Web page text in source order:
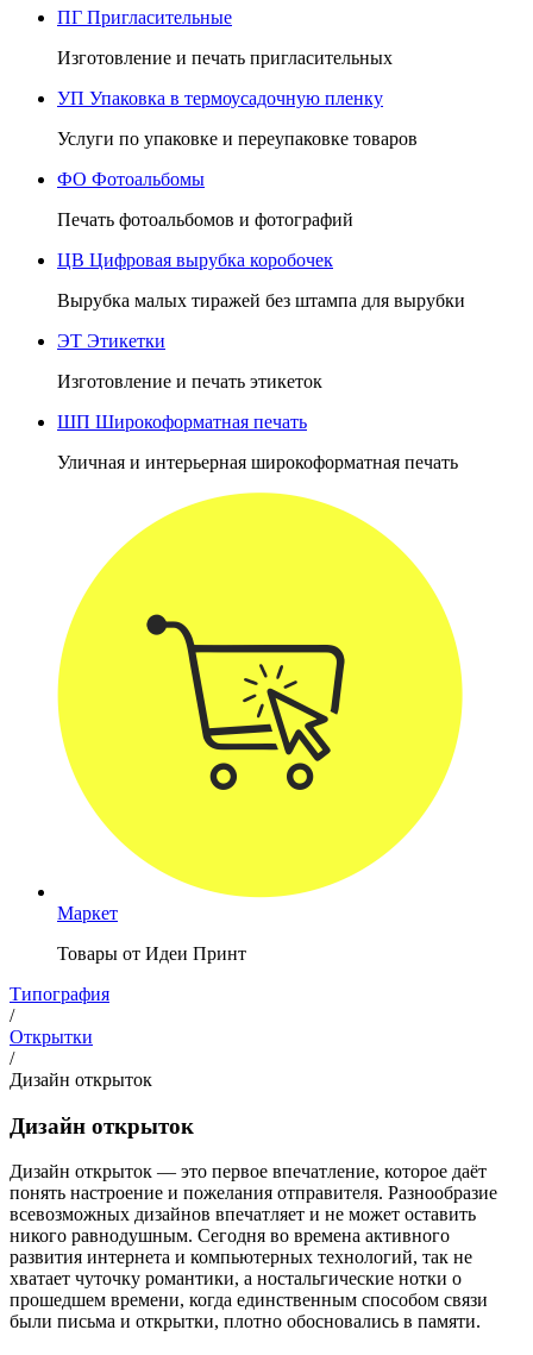
ПГ Пригласительные
Изготовление и печать пригласительных
УП Упаковка в термоусадочную пленку
Услуги по упаковке и переупаковке товаров
ФО Фотоальбомы
Печать фотоальбомов и фотографий
ЦВ Цифровая вырубка коробочек
Вырубка малых тиражей без штампа для вырубки
ЭТ Этикетки
Изготовление и печать этикеток
ШП Широкоформатная печать
Уличная и интерьерная широкоформатная печать
Маркет
Товары от Идеи Принт
Типография
/
Открытки
/
Дизайн открыток
Дизайн открыток
Дизайн открыток — это первое впечатление, которое даёт
понять настроение и пожелания отправителя. Разнообразие
всевозможных дизайнов впечатляет и не может оставить
никого равнодушным. Сегодня во времена активного
развития интернета и компьютерных технологий, так не
хватает чуточку романтики, а ностальгические нотки о
прошедшем времени, когда единственным способом связи
были письма и открытки, плотно обосновались в памяти.